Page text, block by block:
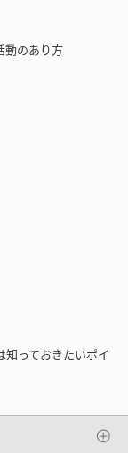
動のあり方
知っておきたいポイ